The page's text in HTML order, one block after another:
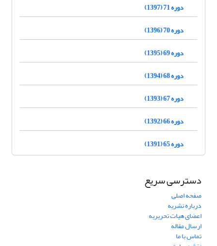
دوره 71 (1397)
دوره 70 (1396)
دوره 69 (1395)
دوره 68 (1394)
دوره 67 (1393)
دوره 66 (1392)
دوره 65 (1391)
دسترسی سریع
صفحه اصلی
درباره نشریه
اعضای هیات تحریریه
ارسال مقاله
تماس با ما